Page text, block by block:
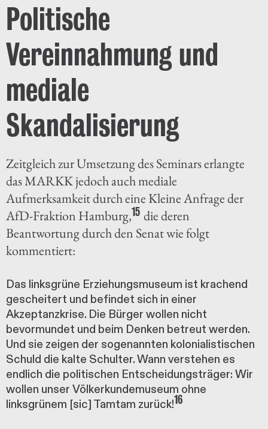
Politische
Vereinnahmung und
mediale
Skandalisierung
Zeitgleich zur Umsetzung des Seminars erlangte
das MARKK jedoch auch mediale
Aufmerksamkeit durch eine Kleine Anfrage der
AfD-Fraktion Hamburg,15 die deren
Beantwortung durch den Senat wie folgt
kommentiert:
Das linksgrüne Erziehungsmuseum ist krachend
gescheitert und befindet sich in einer
Akzeptanzkrise. Die Bürger wollen nicht
bevormundet und beim Denken betreut werden.
Und sie zeigen der sogenannten kolonialistischen
Schuld die kalte Schulter. Wann verstehen es
endlich die politischen Entscheidungsträger: Wir
wollen unser Völkerkundemuseum ohne
linksgrünem [sic] Tamtam zurück!16